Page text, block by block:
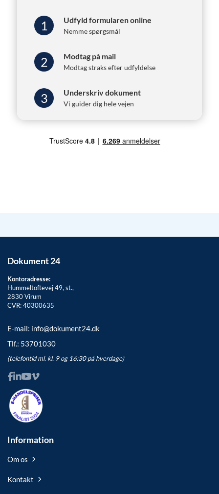
1 Udfyld formularen online
Nemme spørgsmål
2 Modtag på mail
Modtag straks efter udfyldelse
3 Underskriv dokument
Vi guider dig hele vejen
Dokument 24
Kontoradresse:
Hummeltoftevej 49, st.,
2830Virum
CVR: 40300635
E-mail: info@dokument24.dk
Tlf.: 53701030
(telefontid ml. kl. 9 og 16:30 på hverdage)
Information
Om os
Kontakt